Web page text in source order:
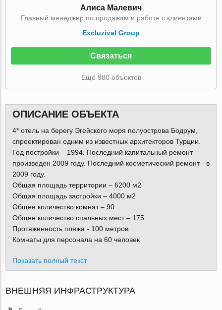
Алиса Малевич
Главный менеджер по продажам и работе с клиентами
Excluzival Group
Связаться
Ещё 980 объектов
ОПИСАНИЕ ОБЪЕКТА
4* отель на берегу Эгейского моря полуострова Бодрум,
спроектирован одним из известных архитекторов Турции.
Год постройки – 1994. Последний капитальный ремонт
произведен 2009 году. Последний косметический ремонт - в
2009 году.
Общая площадь территории – 6200 м2
Общая площадь застройки – 4000 м2
Общее количество комнат – 90
Общее количество спальных мест – 175
Протяженность пляжа - 100 метров
Комнаты для персонала на 60 человек
Показать полный текст
ВНЕШНЯЯ ИНФРАСТРУКТУРА